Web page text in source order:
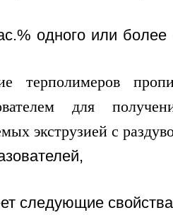
одного или
следующие